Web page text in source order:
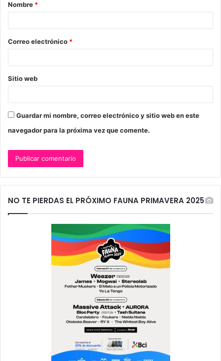
r
*
Nombre *
Correo electrónico *
Sitio web
Guardar mi nombre, correo electrónico y sitio web en este
navegador para la próxima vez que comente.
NO TE PIERDAS EL PRÓXIMO FAUNA PRIMAVERA 2025